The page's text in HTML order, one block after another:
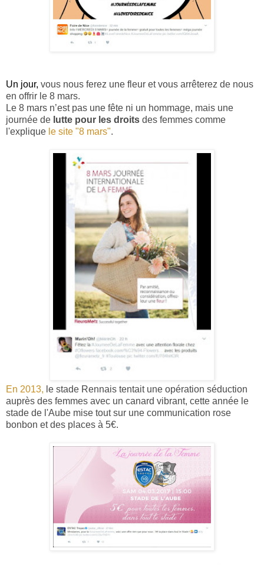
Un jour, vous nous ferez une fleur et vous arrêterez de nous
en offrir le 8 mars.
Le 8 mars n’est pas une fête ni un hommage, mais une
journée de lutte pour les droits des femmes comme
l'explique le site "8 mars".
En 2013, le stade Rennais tentait une opération séduction
auprès des femmes avec un canard vibrant, cette année le
stade de l'Aube mise tout sur une communication rose
bonbon et des places à 5€.